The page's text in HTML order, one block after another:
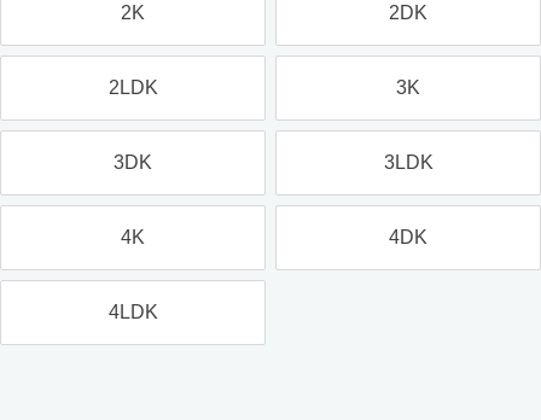
2K 2DK
2LDK 3K
3DK 3LDK
4K 4DK
4LDK